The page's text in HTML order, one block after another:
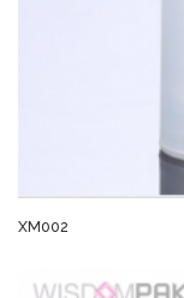
XM002